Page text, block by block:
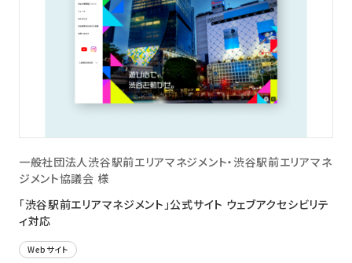
一般社団法人渋谷駅前エリアマネジメント・渋谷駅前エリアマネ
ジメント協議会 様
「渋谷駅前エリアマネジメント」公式サイト ウェブアクセシビリテ
ィ対応
Webサイト